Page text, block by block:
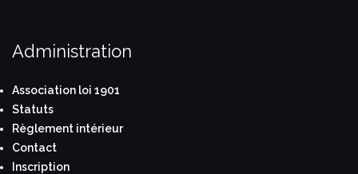
Administration
Association loi 1901
Statuts
Règlement intérieur
Contact
Inscription